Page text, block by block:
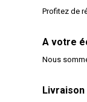
Profitez de
A votre
Nous